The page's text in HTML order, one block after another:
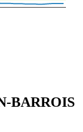
BARROIS